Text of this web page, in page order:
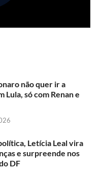
não quer ir a
Lula, só com Renan e
Letícia Leal vira
e surpreende nos
DF